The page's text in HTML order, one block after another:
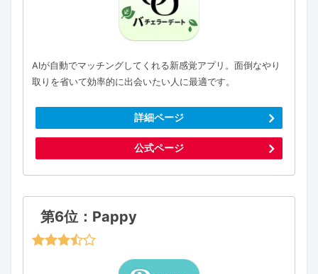
AIが自動でマッチングしてくれる新感覚アプリ。面倒なやり
取りを省いて効率的に出会いたい人に最適です。
詳細ページ
公式ページ
第6位：Pappy